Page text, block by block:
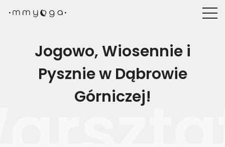
Jogowo, Wiosennie i
Pysznie w Dąbrowie
Górniczej!